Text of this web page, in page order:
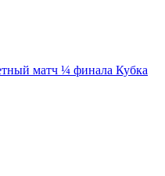
матч ¼ финала Кубка